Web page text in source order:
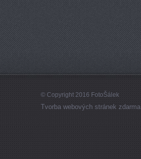
© Copyright 2016 FotoŠálek
Tvorba webových stránek zdarma